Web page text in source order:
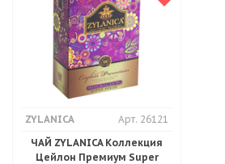
ZYLANICA
Арт. 26121
ЧАЙ ZYLANICA Коллекция
Цейлон Премиум Super